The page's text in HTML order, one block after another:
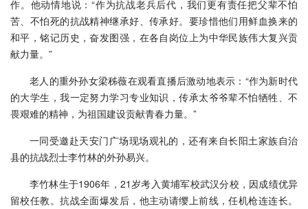
作。他动情地说：“作为抗战老兵后代，我们更有责任把父辈不怕
苦、不怕死的抗战精神继承好、传承好。要珍惜他们用鲜血换来的
和平，铭记历史，奋发图强，在各自岗位上为中华民族伟大复兴贡
献力量。”
老人的重外孙女梁秭薇在观看直播后激动地表示：“作为新时代
的大学生，我一定努力学习专业知识，传承太爷爷辈不怕牺牲、不
畏艰难的精神，为祖国建设贡献青春力量。”
一同受邀赴天安门广场现场观礼的，还有来自长阳土家族自治
县的抗战烈士李竹林的外孙易兴。
李竹林生于1906年，21岁考入黄埔军校武汉分校，因成绩优异
留校任教。抗战全面爆发后，他主动请缨上前线，任机枪连连长。